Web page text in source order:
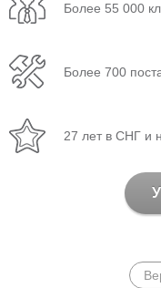
Более 55 000
Более 700
27 лет в СНГ и